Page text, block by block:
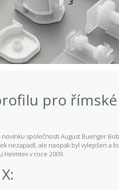
pro
novinku společnosti August Buenger
nezapadl, ale naopak byl vylepšen a
Heimtex v roce 2009.